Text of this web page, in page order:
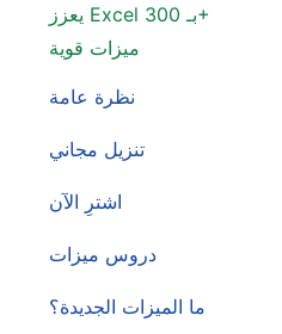
يعزز Excel بـ 300+
ميزات قوية
نظرة عامة
تنزيل مجاني
اشترِ الآن
دروس ميزات
ما الميزات الجديدة؟